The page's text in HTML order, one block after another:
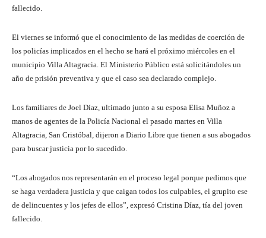
fallecido.
El viernes se informó que el conocimiento de las medidas de coerción de
los policías implicados en el hecho se hará el próximo miércoles en el
municipio Villa Altagracia. El Ministerio Público está solicitándoles un
año de prisión preventiva y que el caso sea declarado complejo.
Los familiares de Joel Díaz, ultimado junto a su esposa Elisa Muñoz a
manos de agentes de la Policía Nacional el pasado martes en Villa
Altagracia, San Cristóbal, dijeron a Diario Libre que tienen a sus abogados
para buscar justicia por lo sucedido.
“Los abogados nos representarán en el proceso legal porque pedimos que
se haga verdadera justicia y que caigan todos los culpables, el grupito ese
de delincuentes y los jefes de ellos”, expresó Cristina Díaz, tía del joven
fallecido.